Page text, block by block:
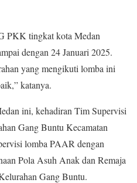
PKK tingkat kota Medan
dengan 24 Januari 2025.
yang mengikuti lomba ini
katanya.
ini, kehadiran Tim Supervisi
Gang Buntu Kecamatan
lomba PAAR dengan
Pola Asuh Anak dan Remaja
Gang Buntu.